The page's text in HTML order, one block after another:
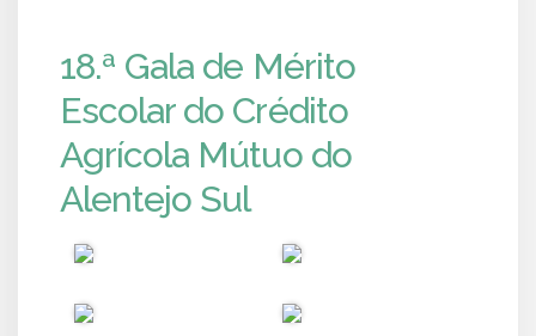
18.ª Gala de Mérito
Escolar do Crédito
Agrícola Mútuo do
Alentejo Sul